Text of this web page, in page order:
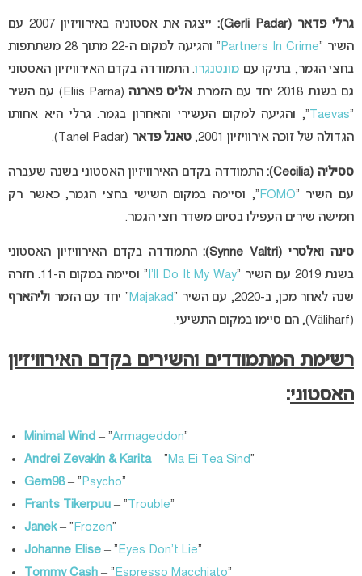
גרלי פדאר (Gerli Padar):
ייצגה את אסטוניה באירוויזיון 2007 עם
השיר “Partners In Crime
” והגיעה למקום ה-22 מתוך 28 משתתפות
בחצי הגמר, בתיקו עם מונטנגרו. התמודדה בקדם האירוויזיון האסטוני
גם בשנת 2018 יחד עם הזמרת
אליס פארנה
(Eliis Parna) עם השיר
“
Taevas “, והגיעה למקום העשירי והאחרון בגמר. גרלי היא אחותו
הגדולה של זוכה אירוויזיון 2001,
טאנל פדאר (Tanel Padar).
ססיליה (Cecilia):
התמודדה בקדם האירוויזיון האסטוני בשנה שעברה
עם השיר “FOMO “, וסיימה במקום השישי בחצי הגמר, כאשר רק
חמישה שירים העפילו בסיום משדר חצי הגמר.
סינה ואלטרי (Synne Valtri
):התמודדה בקדם האירוויזיון האסטוני
בשנת 2019 עם השיר “
I’ll Do It My Way
” וסיימה במקום ה-11. חזרה
שנה לאחר מכן, ב-2020, עם השיר “
Majakad” יחד עם הזמר וליהארף
(Väliharf), הם סיימו במקום התשיעי.
רשימת המתמודדים והשירים בקדם האירוויזיון
האסטוני:
Minimal Wind – “Armageddon“
Andrei Zevakin & Karita– “Ma Ei Tea Sind“
Gem98 – “ Psycho“
Frants Tikerpuu – “ Trouble“
Janek – “ Frozen“
Johanne Elise – “ Eyes Don’t Lie“
Tommy Cash – “ Espresso Macchiato“